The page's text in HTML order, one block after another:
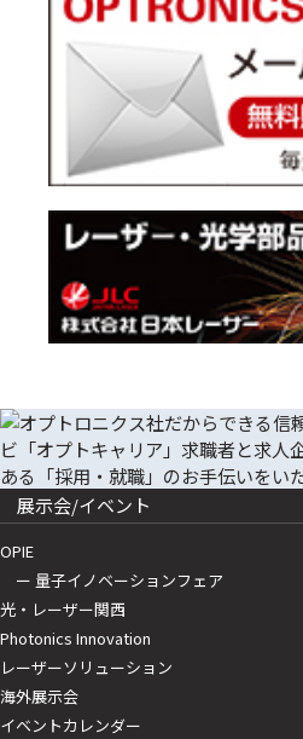
展示会/イベント
OPIE
ー 量子イノベーションフェア
光・レーザー関西
Photonics Innovation
レーザーソリューション
海外展示会
イベントカレンダー